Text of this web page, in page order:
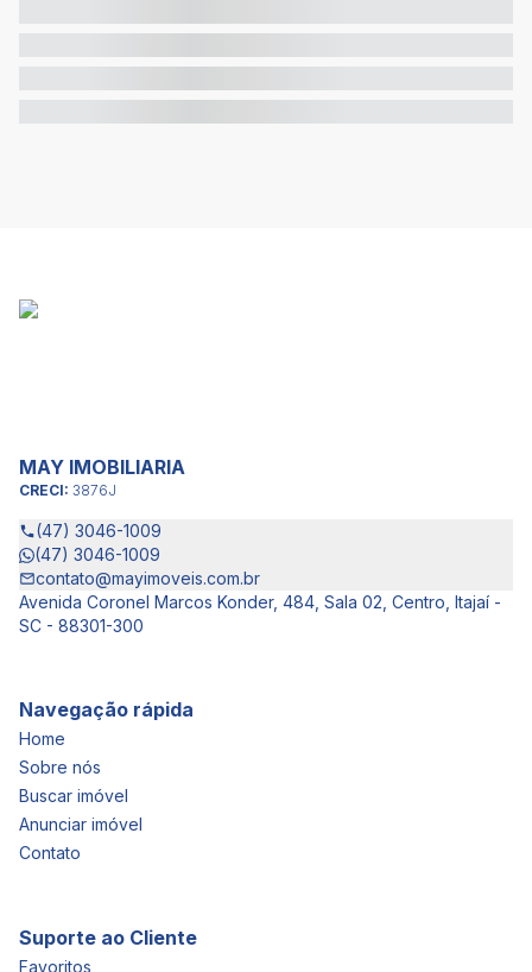
MAY IMOBILIARIA
CRECI: 3876J
(47) 3046-1009
(47) 3046-1009
contato@mayimoveis.com.br
Avenida Coronel Marcos Konder, 484, Sala 02, Centro, Itajaí -
SC - 88301-300
Navegação rápida
Home
Sobre nós
Buscar imóvel
Anunciar imóvel
Contato
Suporte ao Cliente
Favoritos